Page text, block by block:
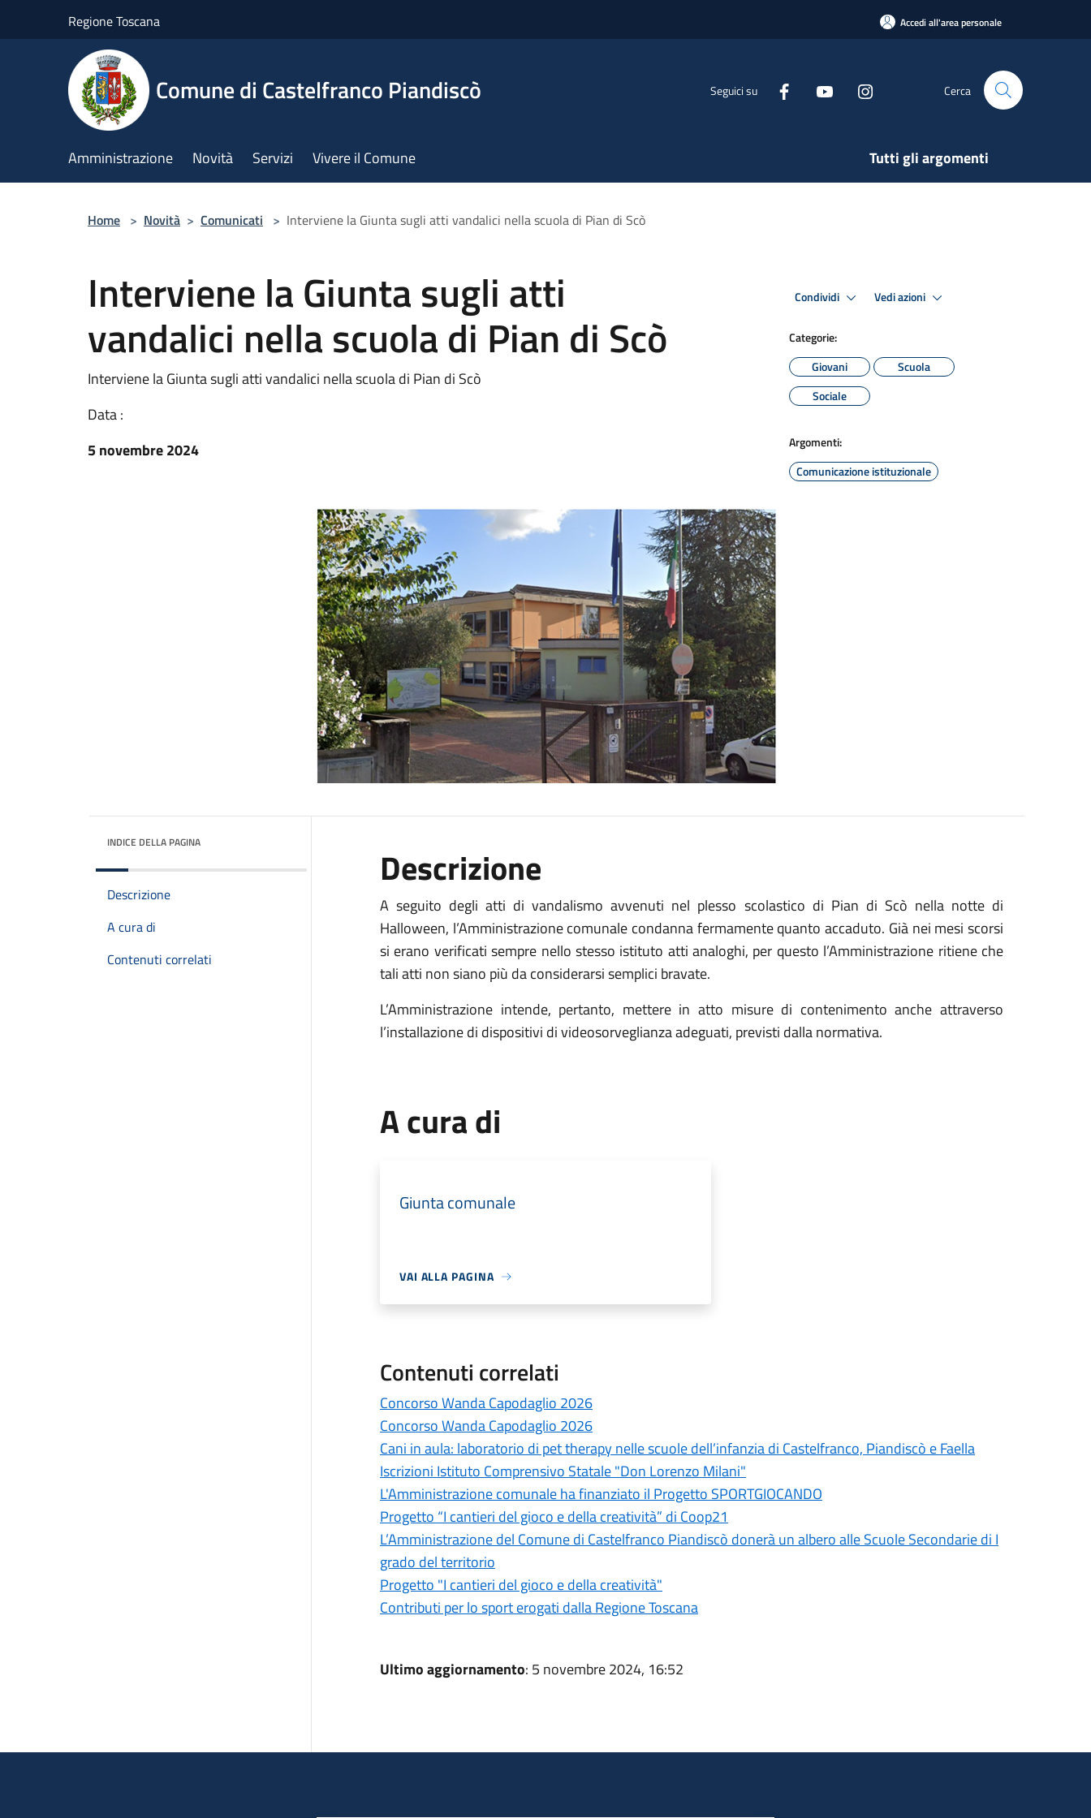
Regione Toscana Accedi all'area personale
Comune di Castelfranco Piandiscò Seguici su Cerca
Amministrazione Novità Servizi Vivere il Comune Tutti gli argomenti
Home > Novità > Comunicati > Interviene la Giunta sugli atti vandalici nella scuola di Pian di Scò
Interviene la Giunta sugli atti
vandalici nella scuola di Pian di Scò
Interviene la Giunta sugli atti vandalici nella scuola di Pian di Scò
Data :
5 novembre 2024
Condividi Vedi azioni
Categorie:
Giovani
Scuola
Sociale
Argomenti:
Comunicazione istituzionale
INDICE DELLA PAGINA
Descrizione
A cura di
Contenuti correlati
Descrizione
A seguito degli atti di vandalismo avvenuti nel plesso scolastico di Pian di Scò nella notte di
Halloween, l’Amministrazione comunale condanna fermamente quanto accaduto. Già nei mesi scorsi
si erano verificati sempre nello stesso istituto atti analoghi, per questo l’Amministrazione ritiene che
tali atti non siano più da considerarsi semplici bravate.
L’Amministrazione intende, pertanto, mettere in atto misure di contenimento anche attraverso
l’installazione di dispositivi di videosorveglianza adeguati, previsti dalla normativa.
A cura di
Giunta comunale
VAI ALLA PAGINA
Contenuti correlati
Concorso Wanda Capodaglio 2026
Concorso Wanda Capodaglio 2026
Cani in aula: laboratorio di pet therapy nelle scuole dell’infanzia di Castelfranco, Piandiscò e Faella
Iscrizioni Istituto Comprensivo Statale "Don Lorenzo Milani"
L'Amministrazione comunale ha finanziato il Progetto SPORTGIOCANDO
Progetto “I cantieri del gioco e della creatività” di Coop21
L’Amministrazione del Comune di Castelfranco Piandiscò donerà un albero alle Scuole Secondarie di I
grado del territorio
Progetto "I cantieri del gioco e della creatività"
Contributi per lo sport erogati dalla Regione Toscana
Ultimo aggiornamento: 5 novembre 2024, 16:52